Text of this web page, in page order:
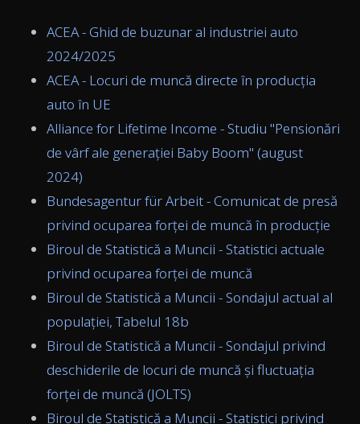
ACEA - Ghid de buzunar al industriei auto
2024/2025
ACEA - Locuri de muncă directe în producția
auto în UE
Alliance for Lifetime Income - Studiu "Pensionări
de vârf ale generației Baby Boom" (august
2024)
Bundesagentur für Arbeit - Comunicat de presă
privind ocuparea forței de muncă în producție
Biroul de Statistică a Muncii - Statistici actuale
privind ocuparea forței de muncă
Biroul de Statistică a Muncii - Sondajul actual al
populației, Tabelul 18b
Biroul de Statistică a Muncii - Sondajul privind
deschiderile de locuri de muncă și fluctuația
forței de muncă (JOLTS)
Biroul de Statistică a Muncii - Statistici privind